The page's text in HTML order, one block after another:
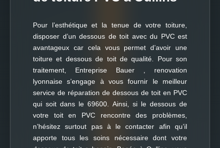
Pour l’esthétique et la tenue de votre toiture,
disposer d’un dessous de toit avec du PVC est
avantageux car cela vous permet d’avoir une
toiture et dessous de toit de qualité. Pour son
traitement, Entreprise Bauer , renovation
lyonnaise s’engage à vous fournir le meilleur
service de réparation de dessous de toit en PVC
qui soit dans le 69600. Ainsi, si le dessous de
votre toit en PVC rencontre des problèmes,
n’hésitez surtout pas à le contacter afin qu’il
apporte tous les soins nécessaire dont votre